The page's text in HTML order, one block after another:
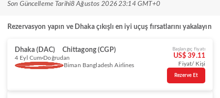
Son Güncelleme Tarihi8 Ağustos 2026 23:14 GMT+0
Rezervasyon yapın ve Dhaka çıkışlı en iyi uçuş fırsatlarını yakalayın
Dhaka (DAC) Chittagong (CGP)
4 Eyl Cum Doğrudan
Biman Bangladesh Airlines
Başlangıç fiyatı
US$ 39.11
Fiyat/ Kişi
Rezerve Et